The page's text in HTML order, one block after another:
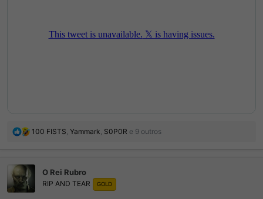
R
ç
s
100 FISTS, Yammark, S0P0R e 9 outros
O Rei Rubro
RIP AND TEAR GOLD